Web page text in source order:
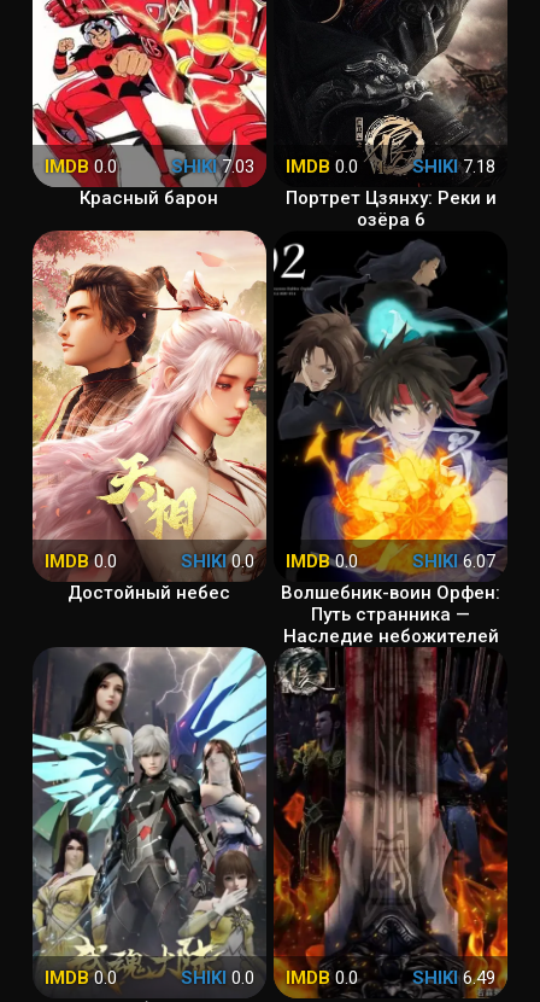
IMDB0.0 SHIKI7.03
Красный барон
IMDB 0.0 SHIKI7.18
Портрет Цзянху: Реки и
озёра 6
IMDB0.0 SHIKI0.0
Достойный небес
IMDB0.0 SHIKI6.07
Волшебник-воин Орфен:
Путь странника —
Наследие небожителей
IMDB0.0 SHIKI 0.0
IMDB0.0 SHIKI6.49